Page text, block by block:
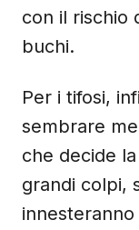
con il rischio
buchi.
Per i tifosi,
sembrare
che decide
grandi colpi,